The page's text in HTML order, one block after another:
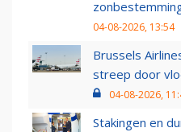
04-08-2026, 13:54
Brussels
streep door
04-08-2026,
Stakingen en